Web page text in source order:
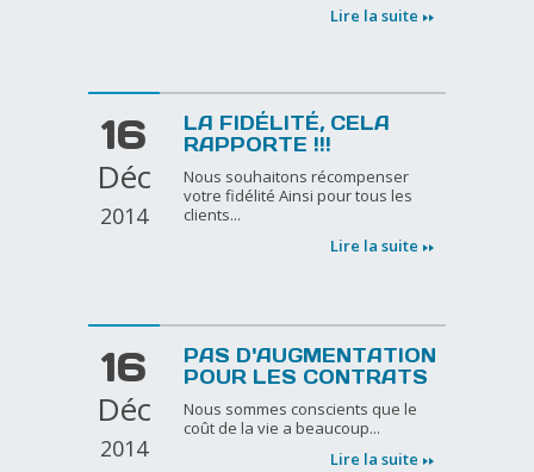
Lire la suite
16
Déc
2014
LA FIDÉLITÉ, CELA
RAPPORTE !!!
Nous souhaitons récompenser
votre fidélité Ainsi pour tous les
clients...
Lire la suite
16
Déc
2014
PAS D'AUGMENTATION
POUR LES CONTRATS
Nous sommes conscients que le
coût de la vie a beaucoup...
Lire la suite